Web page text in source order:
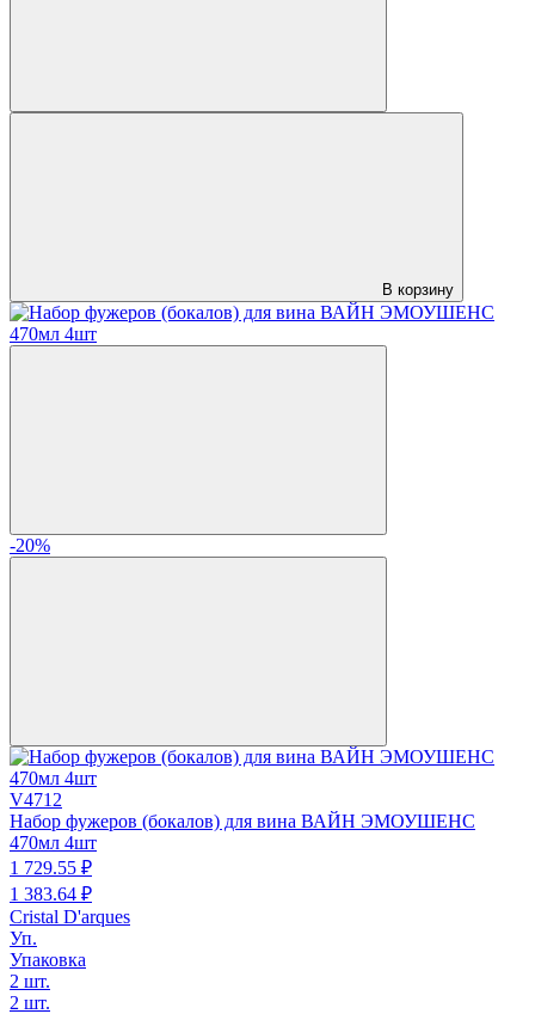
В корзину
-20%
V4712
Набор фужеров (бокалов) для вина ВАЙН ЭМОУШЕНС
470мл 4шт
1 729.55 ₽
1 383.64 ₽
Cristal D'arques
Уп.
Упаковка
2 шт.
2 шт.